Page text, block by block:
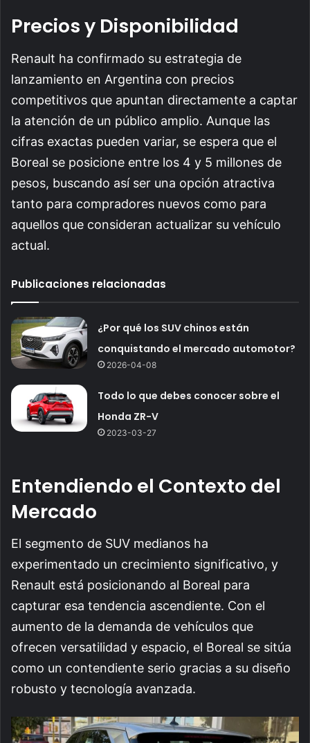
Precios y Disponibilidad
Renault ha confirmado su estrategia de
lanzamiento en Argentina con precios
competitivos que apuntan directamente a captar
la atención de un público amplio. Aunque las
cifras exactas pueden variar, se espera que el
Boreal se posicione entre los 4 y 5 millones de
pesos, buscando así ser una opción atractiva
tanto para compradores nuevos como para
aquellos que consideran actualizar su vehículo
actual.
Publicaciones relacionadas
¿Por qué los SUV chinos están
conquistando el mercado automotor?
2026-04-08
Todo lo que debes conocer sobre el
Honda ZR-V
2023-03-27
Entendiendo el Contexto del
Mercado
El segmento de SUV medianos ha
experimentado un crecimiento significativo, y
Renault está posicionando al Boreal para
capturar esa tendencia ascendiente. Con el
aumento de la demanda de vehículos que
ofrecen versatilidad y espacio, el Boreal se sitúa
como un contendiente serio gracias a su diseño
robusto y tecnología avanzada.